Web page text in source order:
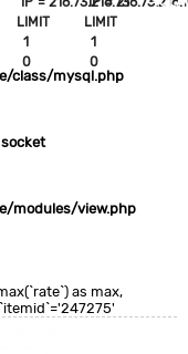
LIMIT
1
0
LIMIT
1
0
class/mysql.php
modules/view.php
as max,